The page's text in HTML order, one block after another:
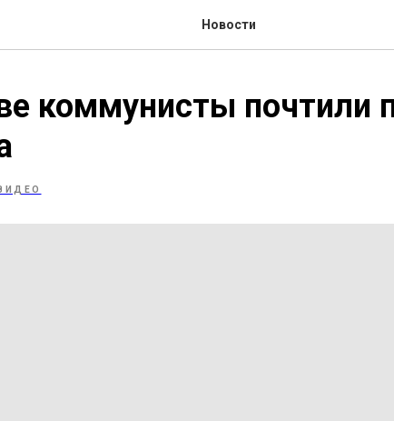
Новости
коммунисты почтили